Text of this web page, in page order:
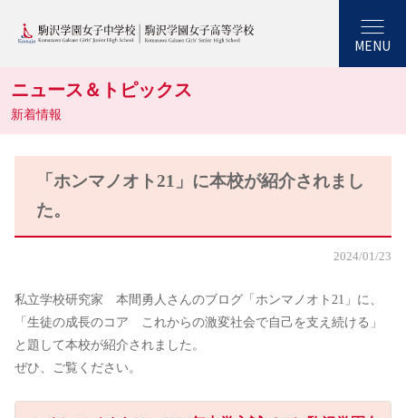
MENU
ニュース＆トピックス
新着情報
「ホンマノオト21」に本校が紹介されまし
た。
2024/01/23
私立学校研究家 本間勇人さんのブログ「ホンマノオト21」に、
「生徒の成長のコア これからの激変社会で自己を支え続ける」
と題して本校が紹介されました。
ぜひ、ご覧ください。